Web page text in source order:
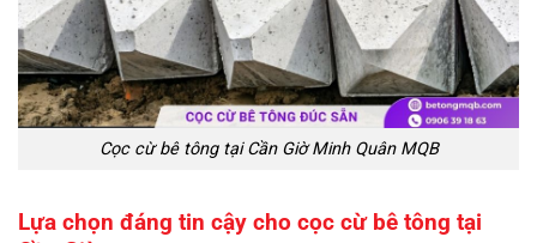
Cọc cừ bê tông tại Cần Giờ Minh Quân MQB
Lựa chọn đáng tin cậy cho cọc cừ bê tông tại